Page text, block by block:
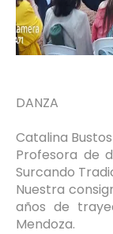
DANZA
Catalina Bustos
Profesora de
Surcando
Nuestra
años de
Mendoza.